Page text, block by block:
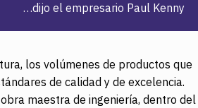
…dijo el empresario Paul Kenny
los volúmenes de productos que
de calidad y de excelencia.
maestra de ingeniería, dentro del